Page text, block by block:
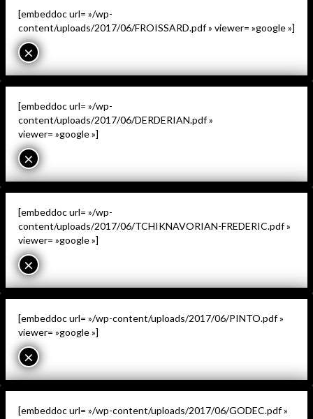
[embeddoc url= »/wp-
content/uploads/2017/06/FROISSARD.pdf » viewer= »google »]
×
[embeddoc url= »/wp-
content/uploads/2017/06/DERDERIAN.pdf »
viewer= »google »]
×
[embeddoc url= »/wp-
content/uploads/2017/06/TCHIKNAVORIAN-FREDERIC.pdf »
viewer= »google »]
×
[embeddoc url= »/wp-content/uploads/2017/06/PINTO.pdf »
viewer= »google »]
×
[embeddoc url= »/wp-content/uploads/2017/06/GODEC.pdf »